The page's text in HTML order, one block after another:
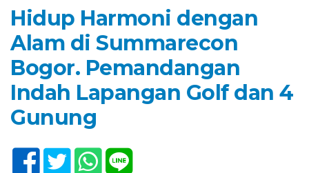
Hidup Harmoni dengan
Alam di Summarecon
Bogor. Pemandangan
Indah Lapangan Golf dan 4
Gunung